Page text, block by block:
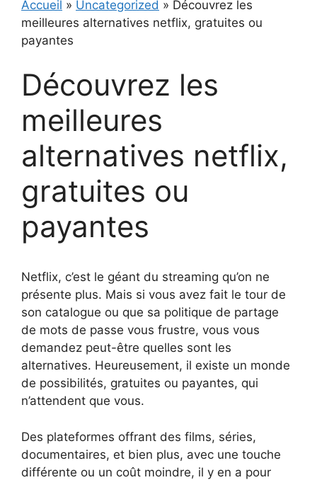
Accueil » Uncategorized » Découvrez les
meilleures alternatives netflix, gratuites ou
payantes
Découvrez les
meilleures
alternatives netflix,
gratuites ou
payantes
Netflix, c’est le géant du streaming qu’on ne
présente plus. Mais si vous avez fait le tour de
son catalogue ou que sa politique de partage
de mots de passe vous frustre, vous vous
demandez peut-être quelles sont les
alternatives. Heureusement, il existe un monde
de possibilités, gratuites ou payantes, qui
n’attendent que vous.
Des plateformes offrant des films, séries,
documentaires, et bien plus, avec une touche
différente ou un coût moindre, il y en a pour